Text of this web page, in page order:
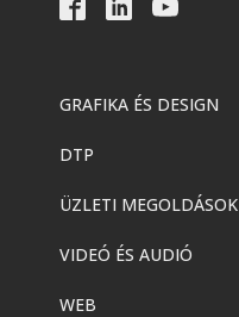
GRAFIKA ÉS DESIGN
DTP
ÜZLETI MEGOLDÁSOK
VIDEÓ ÉS AUDIÓ
WEB